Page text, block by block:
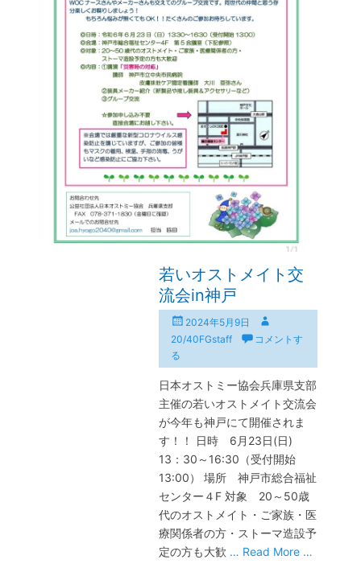
若いオストメイト交
流会in神戸
投
稿
日
2024年5月9日
投
稿
20/40FGstaff
コメントす
る
日本オストミー協会兵庫県支部
主催の若いオストメイト交流会
が今年も神戸にて開催されま
す！！ 日時 6月23日(日)
13：30～16:30（受付開始
13:00） 場所 神戸市総合福祉
センター４F 対象 20～50歳
代のオストメイト・ご家族・医
療関係者の方・ストーマ造設予
定の方も大歓 … Read More …